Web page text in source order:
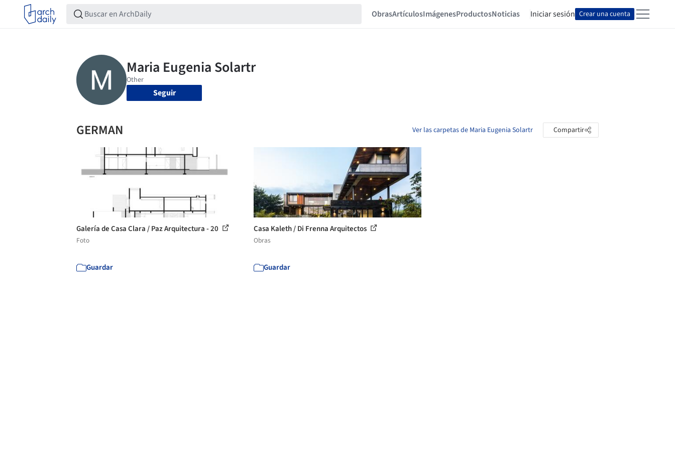
ObrasArtículosImágenesProductosNoticias Iniciar sesión Crear una cuenta
Seguir
GERMAN Ver las carpetas de Maria Eugenia Solartr Compartir
Galería de Casa Clara / Paz Arquitectura - 20
Foto
Guardar
Casa Kaleth / Di Frenna Arquitectos
Obras
Guardar